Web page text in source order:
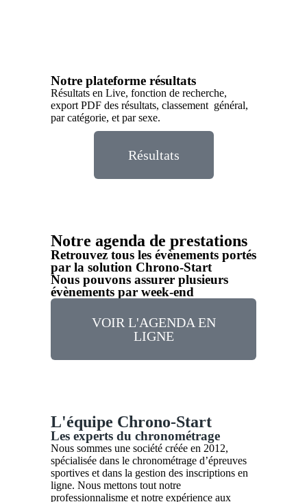
Notre plateforme résultats
Résultats en Live, fonction de recherche,
export PDF des résultats, classement général,
par catégorie, et par sexe.
Résultats
Notre agenda de prestations
Retrouvez tous les évènements portés
par la solution Chrono-Start
Nous pouvons assurer plusieurs
évènements par week-end
VOIR L'AGENDA EN
LIGNE
L'équipe Chrono-Start
Les experts du chronométrage
Nous sommes une société créée en 2012,
spécialisée dans le chronométrage d’épreuves
sportives et dans la gestion des inscriptions en
ligne. Nous mettons tout notre
professionnalisme et notre expérience aux